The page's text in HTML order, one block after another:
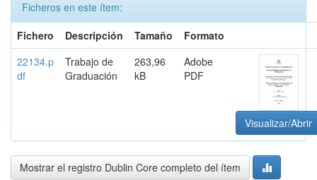
Ficheros en este ítem:
Fichero
Descripción Tamaño
Formato
22134.p
df
Trabajo de
Graduación
263,96
kB
Adobe
PDF
Visualizar/Abrir
Mostrar el registro Dublin Core completo del ítem